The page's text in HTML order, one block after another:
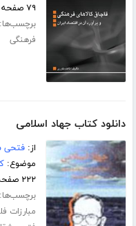
۷۹ صفحه
برچسب‌ها:
فرهنگی
دانلود کتاب جهاد اسلامی
از:فتحی
موضوع:
۲۲۲ صفحه
برچسب‌ها:
مبارزات